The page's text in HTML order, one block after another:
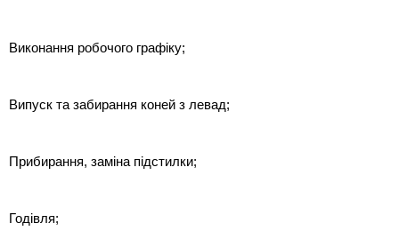
Виконання робочого графіку;
Випуск та забирання коней з левад;
Прибирання, заміна підстилки;
Годівля;